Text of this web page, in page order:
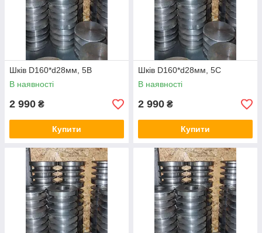
Шків D160*d28мм, 5В
В наявності
2 990 ₴
Купити
Шків D160*d28мм, 5С
В наявності
2 990 ₴
Купити